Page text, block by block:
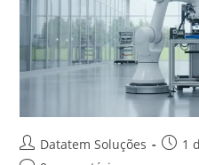
Datatem Soluções 1